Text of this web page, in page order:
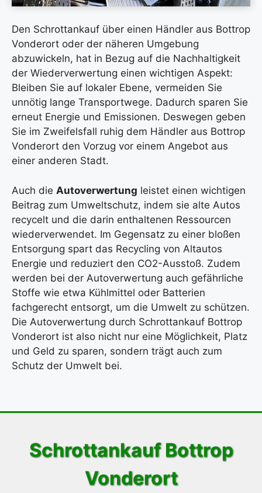
Den Schrottankauf über einen Händler aus Bottrop
Vonderort oder der näheren Umgebung
abzuwickeln, hat in Bezug auf die Nachhaltigkeit
der Wiederverwertung einen wichtigen Aspekt:
Bleiben Sie auf lokaler Ebene, vermeiden Sie
unnötig lange Transportwege. Dadurch sparen Sie
erneut Energie und Emissionen. Deswegen geben
Sie im Zweifelsfall ruhig dem Händler aus Bottrop
Vonderort den Vorzug vor einem Angebot aus
einer anderen Stadt.
Auch die Autoverwertung leistet einen wichtigen
Beitrag zum Umweltschutz, indem sie alte Autos
recycelt und die darin enthaltenen Ressourcen
wiederverwendet. Im Gegensatz zu einer bloßen
Entsorgung spart das Recycling von Altautos
Energie und reduziert den CO2-Ausstoß. Zudem
werden bei der Autoverwertung auch gefährliche
Stoffe wie etwa Kühlmittel oder Batterien
fachgerecht entsorgt, um die Umwelt zu schützen.
Die Autoverwertung durch Schrottankauf Bottrop
Vonderort ist also nicht nur eine Möglichkeit, Platz
und Geld zu sparen, sondern trägt auch zum
Schutz der Umwelt bei.
Schrottankauf Bottrop
Vonderort